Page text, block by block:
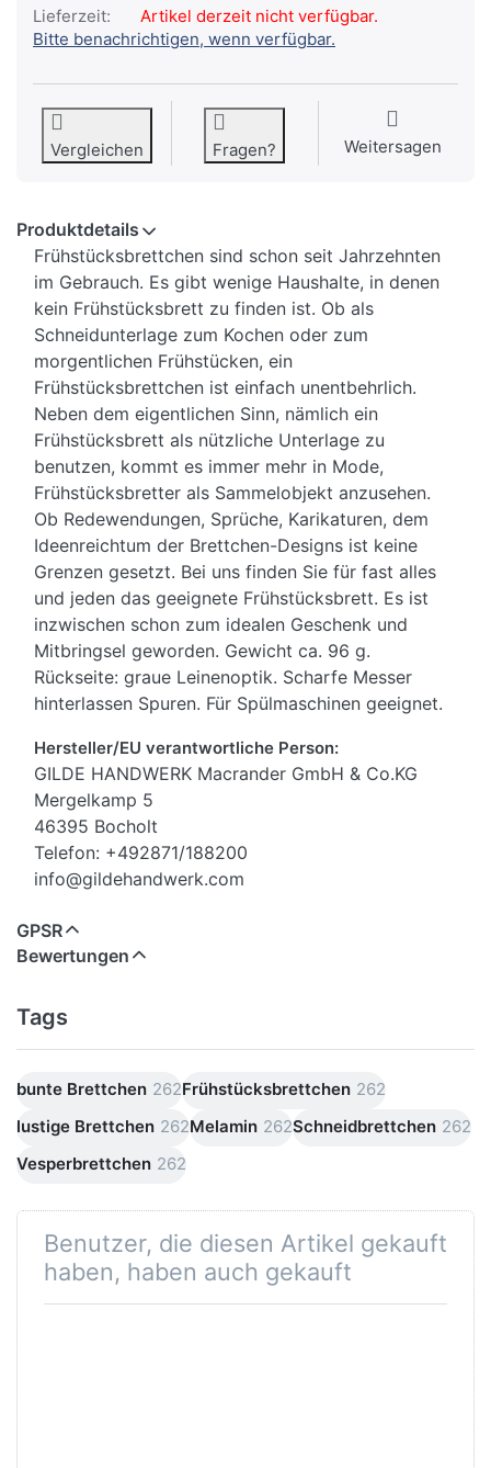
Lieferzeit:
Artikel derzeit nicht verfügbar.
Bitte benachrichtigen, wenn verfügbar.
Vergleichen Fragen? Weitersagen
Produktdetails
Frühstücksbrettchen sind schon seit Jahrzehnten
im Gebrauch. Es gibt wenige Haushalte, in denen
kein Frühstücksbrett zu finden ist. Ob als
Schneidunterlage zum Kochen oder zum
morgentlichen Frühstücken, ein
Frühstücksbrettchen ist einfach unentbehrlich.
Neben dem eigentlichen Sinn, nämlich ein
Frühstücksbrett als nützliche Unterlage zu
benutzen, kommt es immer mehr in Mode,
Frühstücksbretter als Sammelobjekt anzusehen.
Ob Redewendungen, Sprüche, Karikaturen, dem
Ideenreichtum der Brettchen-Designs ist keine
Grenzen gesetzt. Bei uns finden Sie für fast alles
und jeden das geeignete Frühstücksbrett. Es ist
inzwischen schon zum idealen Geschenk und
Mitbringsel geworden. Gewicht ca. 96 g.
Rückseite: graue Leinenoptik. Scharfe Messer
hinterlassen Spuren. Für Spülmaschinen geeignet.
Hersteller/EU verantwortliche Person:
GILDE HANDWERK Macrander GmbH & Co.KG
Mergelkamp 5
46395 Bocholt
Telefon: +492871/188200
info@gildehandwerk.com
GPSR
Bewertungen
Tags
bunte Brettchen 262Frühstücksbrettchen 262
lustige Brettchen 262Melamin 262Schneidbrettchen 262
Vesperbrettchen 262
Benutzer, die diesen Artikel gekauft
haben, haben auch gekauft